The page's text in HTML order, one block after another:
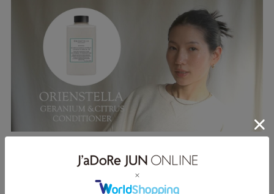
【ORIENSTELLA】ゼラニウム&シトラスコンディ